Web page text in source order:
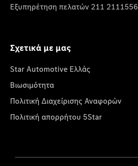
Εξυπηρέτηση πελατών 211 2111556
Σχετικά με μας
Star Automotive Ελλάς
Βιωσιμότητα
Πολιτική Διαχείρισης Αναφορών
Πολιτική απορρήτου 5Star